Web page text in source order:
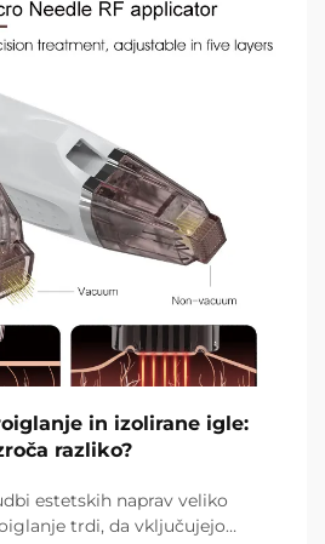
in izolirane igle:
razliko?
estetskih naprav veliko
trdi, da vključujejo